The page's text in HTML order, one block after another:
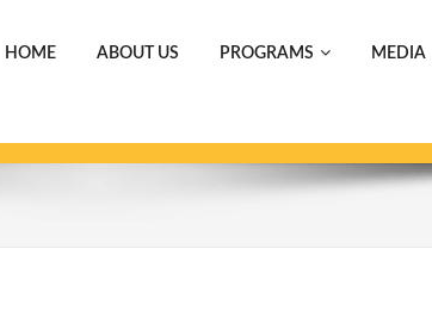
HOME ABOUT US PROGRAMS MEDIA